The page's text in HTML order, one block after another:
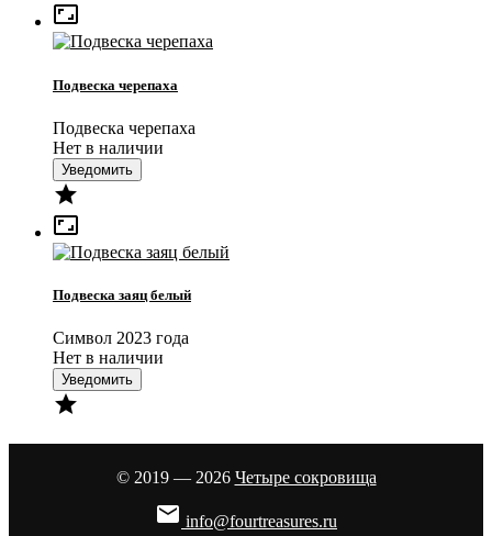

Подвеска черепаха
Подвеска черепаха
Нет в наличии
Уведомить


Подвеска заяц белый
Символ 2023 года
Нет в наличии
Уведомить

© 2019 — 2026 Четыре сокровища
 info@fourtreasures.ru